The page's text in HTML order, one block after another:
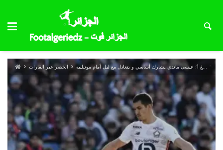
الخضر عبر القارات الليغ 1: عيسى ماندي يشارك أساسي و يتعادل مع ليل أمام مونبلييه